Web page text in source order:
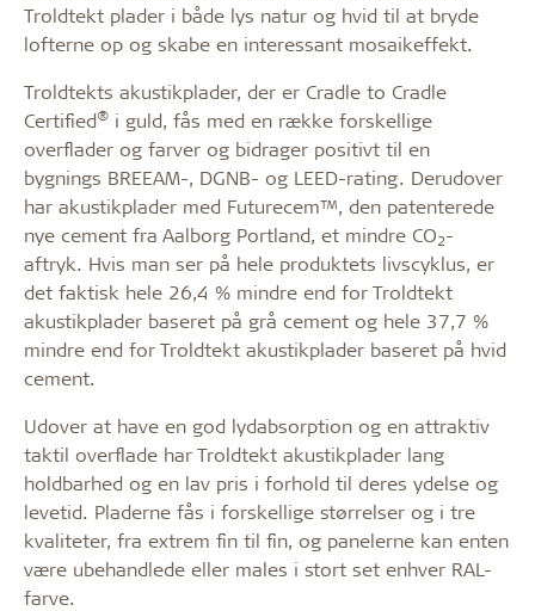
Troldtekt plader i både lys natur og hvid til at bryde
lofterne op og skabe en interessant mosaikeffekt.
Troldtekts akustikplader, der er Cradle to Cradle
Certified® i guld, fås med en række forskellige
overflader og farver og bidrager positivt til en
bygnings BREEAM-, DGNB- og LEED-rating. Derudover
har akustikplader med Futurecem™, den patenterede
nye cement fra Aalborg Portland, et mindre CO2-
aftryk. Hvis man ser på hele produktets livscyklus, er
det faktisk hele 26,4 % mindre end for Troldtekt
akustikplader baseret på grå cement og hele 37,7 %
mindre end for Troldtekt akustikplader baseret på hvid
cement.
Udover at have en god lydabsorption og en attraktiv
taktil overflade har Troldtekt akustikplader lang
holdbarhed og en lav pris i forhold til deres ydelse og
levetid. Pladerne fås i forskellige størrelser og i tre
kvaliteter, fra extrem fin til fin, og panelerne kan enten
være ubehandlede eller males i stort set enhver RAL-
farve.